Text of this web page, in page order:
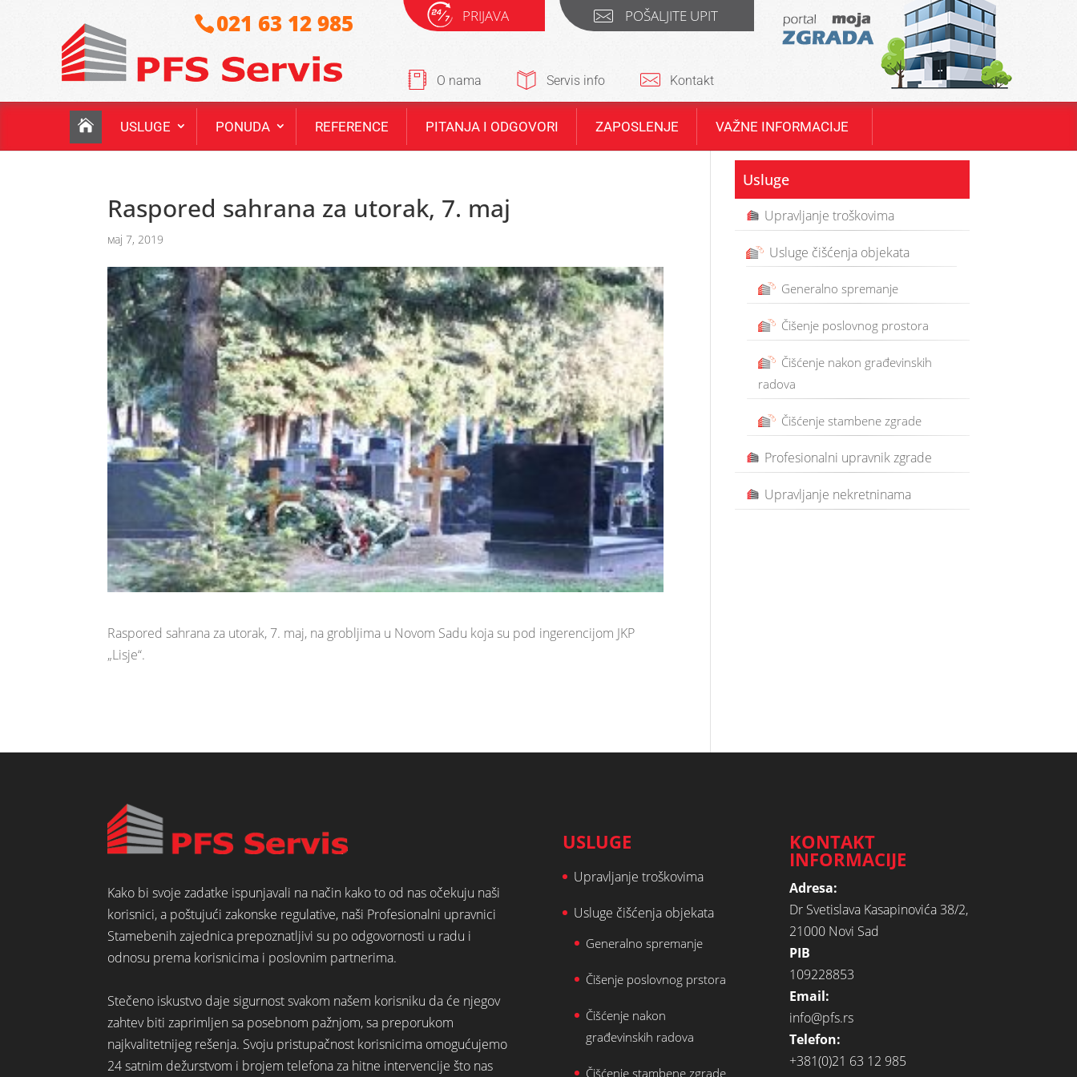
021 63 12 985 PRIJAVA POŠALJITE UPIT
O nama Servis info Kontakt
USLUGE PONUDA REFERENCE PITANJA I ODGOVORI ZAPOSLENJE VAŽNE INFORMACIJE
Raspored sahrana za utorak, 7. maj
мај 7, 2019
Raspored sahrana za utorak, 7. maj, na grobljima u Novom Sadu koja su pod ingerencijom JKP
„Lisje“.
Usluge
Upravljanje troškovima
Usluge čišćenja objekata
Generalno spremanje
Čišenje poslovnog prostora
Čišćenje nakon građevinskih
radova
Čišćenje stambene zgrade
Profesionalni upravnik zgrade
Upravljanje nekretninama
Kako bi svoje zadatke ispunjavali na način kako to od nas očekuju naši
korisnici, a poštujući zakonske regulative, naši Profesionalni upravnici
Stamebenih zajednica prepoznatljivi su po odgovornosti u radu i
odnosu prema korisnicima i poslovnim partnerima.
Stečeno iskustvo daje sigurnost svakom našem korisniku da će njegov
zahtev biti zaprimljen sa posebnom pažnjom, sa preporukom
najkvalitetnijeg rešenja. Svoju pristupačnost korisnicima omogućujemo
24 satnim dežurstvom i brojem telefona za hitne intervencije što nas
USLUGE
Upravljanje troškovima
Usluge čišćenja objekata
Generalno spremanje
Čišenje poslovnog prstora
Čišćenje nakon
građevinskih radova
Čišćenje stambene zgrade
KONTAKT
INFORMACIJE
Adresa:
Dr Svetislava Kasapinovića 38/2,
21000 Novi Sad
PIB
109228853
Email:
info@pfs.rs
Telefon:
+381(0)21 63 12 985